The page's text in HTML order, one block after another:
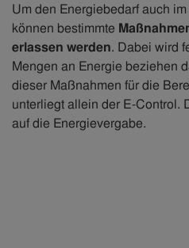
Um den Energiebedarf auch
können bestimmte
erlassen werden. Dabei wird
Mengen an Energie beziehen
dieser Maßnahmen für die
unterliegt allein der E-Control.
auf die Energievergabe.